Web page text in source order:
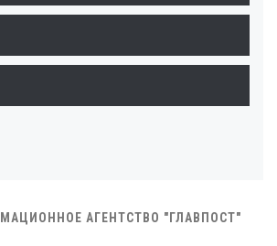
АГЕНТСТВО "ГЛАВПОСТ"